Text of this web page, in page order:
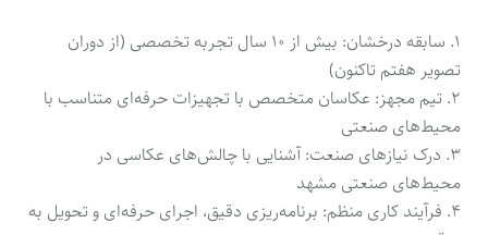
۱. سابقه درخشان: بیش از ۱۰ سال تجربه تخصصی (از دوران
تصویر هفتم تاکنون)
۲. تیم مجهز: عکاسان متخصص با تجهیزات حرفه‌ای متناسب با
محیط‌های صنعتی
۳. درک نیازهای صنعت: آشنایی با چالش‌های عکاسی در
محیط‌های صنعتی مشهد
۴. فرآیند کاری منظم: برنامه‌ریزی دقیق، اجرای حرفه‌ای و تحویل به